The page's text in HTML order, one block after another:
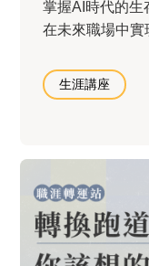
掌握AI時代的生
在未來職場中實
生涯講座